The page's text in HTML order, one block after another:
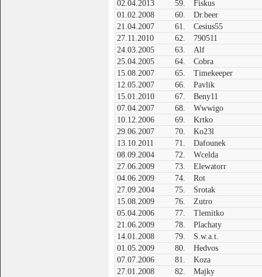
02.04.2013
59.
Fiskus
01.02.2008
60.
Dr.beer
21.04.2007
61.
Cesius55
27.11.2010
62.
790511
24.03.2005
63.
Alf
25.04.2005
64.
Cobra
15.08.2007
65.
Timekeeper
12.05.2007
66.
Pavlik
15.01.2010
67.
Beny11
07.04.2007
68.
Wwwigo
10.12.2006
69.
Krtko
29.06.2007
70.
Ko23l
13.10.2011
71.
Dafounek
08.09.2004
72.
Wcelda
27.06.2009
73.
Elewatorr
04.06.2009
74.
Rot
27.09.2004
75.
Srotak
15.08.2009
76.
Zutro
05.04.2006
77.
Tlemitko
21.06.2009
78.
Plachaty
14.01.2008
79.
S.w.a.t.
01.05.2009
80.
Hedvos
07.07.2006
81.
Koza
27.01.2008
82.
Majky